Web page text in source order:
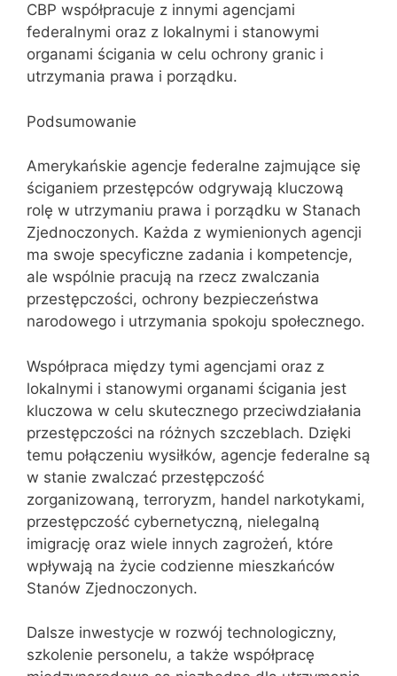
CBP współpracuje z innymi agencjami
federalnymi oraz z lokalnymi i stanowymi
organami ścigania w celu ochrony granic i
utrzymania prawa i porządku.
Podsumowanie
Amerykańskie agencje federalne zajmujące się
ściganiem przestępców odgrywają kluczową
rolę w utrzymaniu prawa i porządku w Stanach
Zjednoczonych. Każda z wymienionych agencji
ma swoje specyficzne zadania i kompetencje,
ale wspólnie pracują na rzecz zwalczania
przestępczości, ochrony bezpieczeństwa
narodowego i utrzymania spokoju społecznego.
Współpraca między tymi agencjami oraz z
lokalnymi i stanowymi organami ścigania jest
kluczowa w celu skutecznego przeciwdziałania
przestępczości na różnych szczeblach. Dzięki
temu połączeniu wysiłków, agencje federalne są
w stanie zwalczać przestępczość
zorganizowaną, terroryzm, handel narkotykami,
przestępczość cybernetyczną, nielegalną
imigrację oraz wiele innych zagrożeń, które
wpływają na życie codzienne mieszkańców
Stanów Zjednoczonych.
Dalsze inwestycje w rozwój technologiczny,
szkolenie personelu, a także współpracę